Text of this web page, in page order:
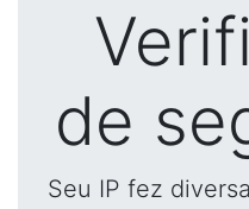
de
Seu IP fez